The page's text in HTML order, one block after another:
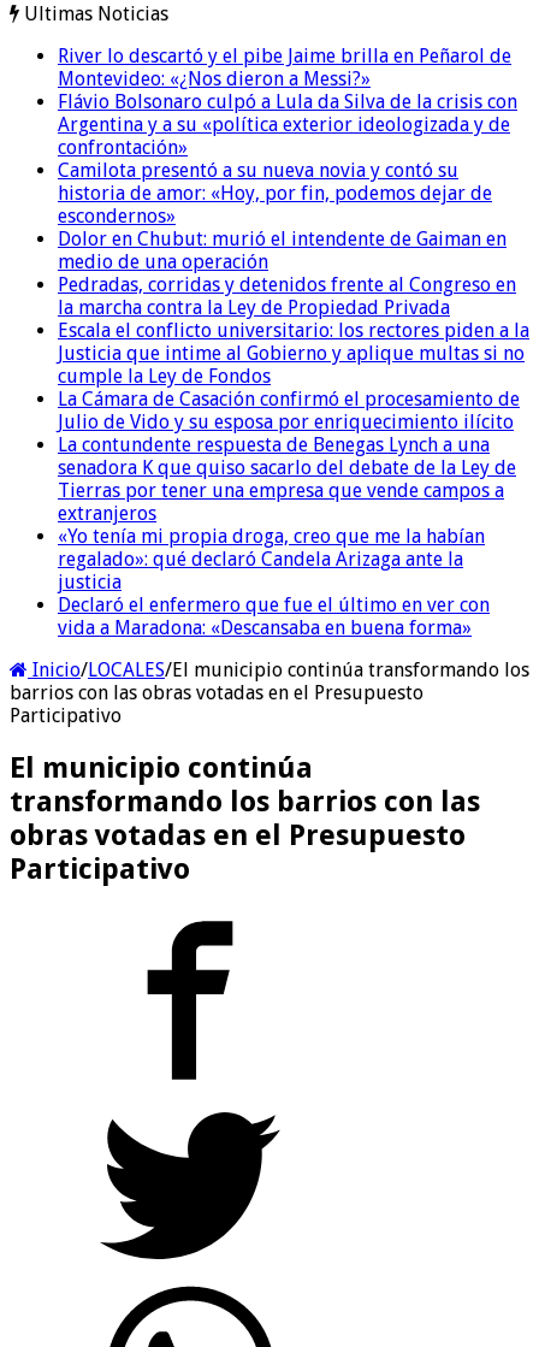
Ultimas Noticias
River lo descartó y el pibe Jaime brilla en Peñarol de
Montevideo: «¿Nos dieron a Messi?»
Flávio Bolsonaro culpó a Lula da Silva de la crisis con
Argentina y a su «política exterior ideologizada y de
confrontación»
Camilota presentó a su nueva novia y contó su
historia de amor: «Hoy, por fin, podemos dejar de
escondernos»
Dolor en Chubut: murió el intendente de Gaiman en
medio de una operación
Pedradas, corridas y detenidos frente al Congreso en
la marcha contra la Ley de Propiedad Privada
Escala el conflicto universitario: los rectores piden a la
Justicia que intime al Gobierno y aplique multas si no
cumple la Ley de Fondos
La Cámara de Casación confirmó el procesamiento de
Julio de Vido y su esposa por enriquecimiento ilícito
La contundente respuesta de Benegas Lynch a una
senadora K que quiso sacarlo del debate de la Ley de
Tierras por tener una empresa que vende campos a
extranjeros
«Yo tenía mi propia droga, creo que me la habían
regalado»: qué declaró Candela Arizaga ante la
justicia
Declaró el enfermero que fue el último en ver con
vida a Maradona: «Descansaba en buena forma»
Inicio/LOCALES/El municipio continúa transformando los
barrios con las obras votadas en el Presupuesto
Participativo
El municipio continúa
transformando los barrios con las
obras votadas en el Presupuesto
Participativo